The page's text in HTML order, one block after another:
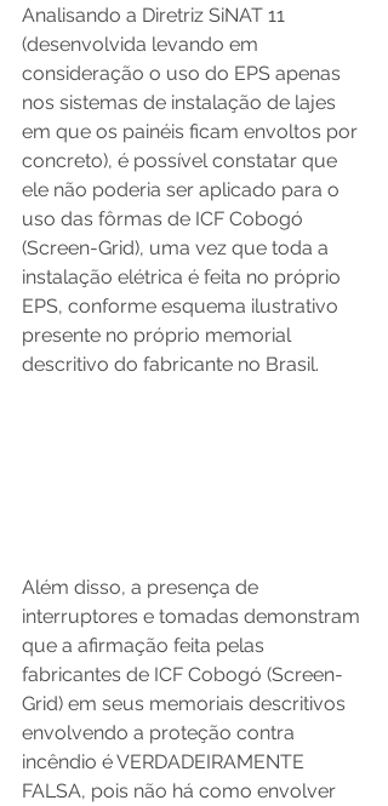
Analisando a Diretriz SiNAT 11
(desenvolvida levando em
consideração o uso do EPS apenas
nos sistemas de instalação de lajes
em que os painéis ficam envoltos por
concreto), é possível constatar que
ele não poderia ser aplicado para o
uso das fôrmas de ICF Cobogó
(Screen-Grid), uma vez que toda a
instalação elétrica é feita no próprio
EPS, conforme esquema ilustrativo
presente no próprio memorial
descritivo do fabricante no Brasil.
Além disso, a presença de
interruptores e tomadas demonstram
que a afirmação feita pelas
fabricantes de ICF Cobogó (Screen-
Grid) em seus memoriais descritivos
envolvendo a proteção contra
incêndio é VERDADEIRAMENTE
FALSA, pois não há como envolver